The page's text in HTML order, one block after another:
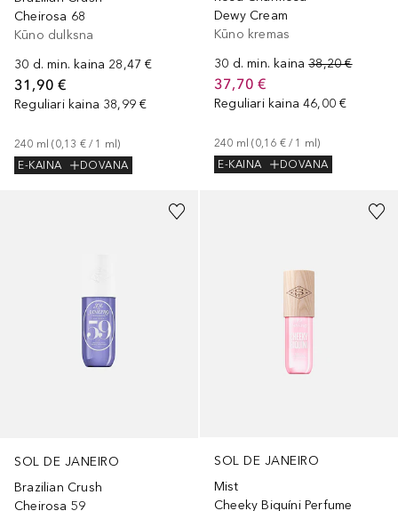
Cheirosa 68
Kūno dulksna
30 d. min. kaina 28,47 €
31,90 €
Reguliari kaina 38,99 €
240 ml (0,13 € / 1 ml)
E-KAINA
DOVANA
Dewy Cream
Kūno kremas
30 d. min. kaina 38,20 €
37,70 €
Reguliari kaina 46,00 €
240 ml (0,16 € / 1 ml)
E-KAINA
DOVANA
SOL DE JANEIRO
Brazilian Crush
Cheirosa 59
SOL DE JANEIRO
Mist
Cheeky Biquíni Perfume